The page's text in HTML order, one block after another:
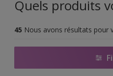
Quels produits
45 Nous avons résultats pour